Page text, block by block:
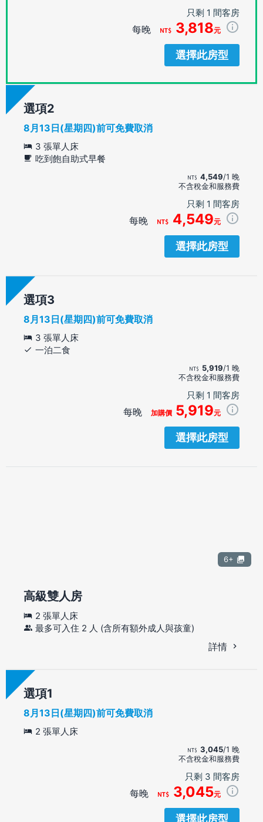
只剩 1 間客房
每晚 3,818元
選擇此房型
選項
8月13日(星期四)前可免費取消
3 張單人床
吃到飽自助式早餐
4,549/1 晚
不含稅金和服務費
只剩 1 間客房
每晚 4,549元
選擇此房型
選項
8月13日(星期四)前可免費取消
3 張單人床
一泊二食
5,919/1 晚
不含稅金和服務費
只剩 1 間客房
每晚 加購價 5,919元
選擇此房型
6+
高級雙人房
2 張單人床
最多可入住 2 人 (含所有額外成人與孩童)
詳情
選項
8月13日(星期四)前可免費取消
2 張單人床
3,045/1 晚
不含稅金和服務費
只剩 3 間客房
每晚 3,045元
選擇此房型